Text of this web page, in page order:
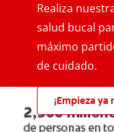
Realiza
salud bucal
máximo
de cuidado.
¡Empieza ya